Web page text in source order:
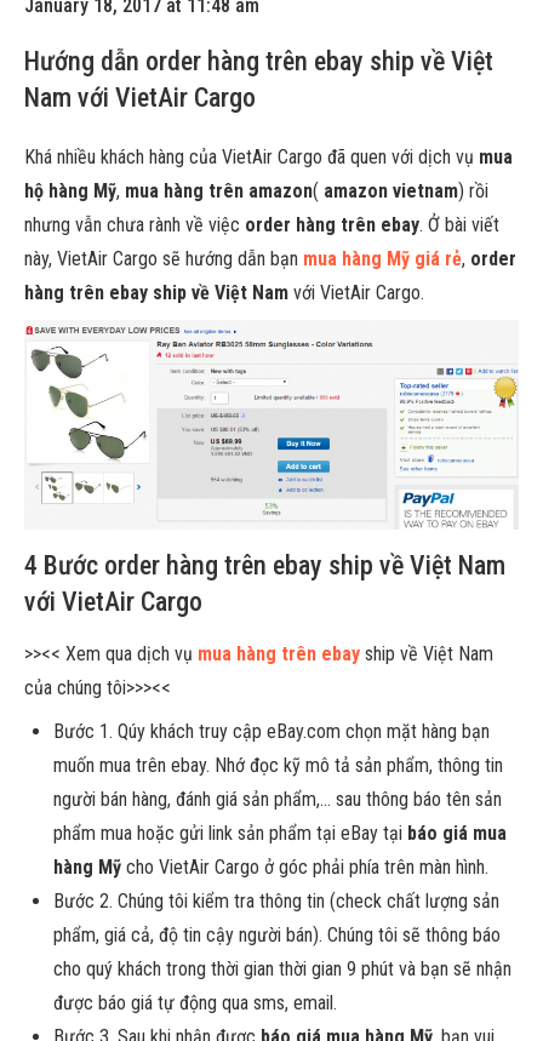
January 18, 2017 at 11:48 am
Hướng dẫn order hàng trên ebay ship về Việt
Nam với VietAir Cargo
Khá nhiều khách hàng của VietAir Cargo đã quen với dịch vụ mua
hộ hàng Mỹ, mua hàng trên amazon( amazon vietnam) rồi
nhưng vẫn chưa rành về việc order hàng trên ebay. Ở bài viết
này, VietAir Cargo sẽ hướng dẫn bạn mua hàng Mỹ giá rẻ, order
hàng trên ebay ship về Việt Nam với VietAir Cargo.
4 Bước order hàng trên ebay ship về Việt Nam
với VietAir Cargo
>><< Xem qua dịch vụ mua hàng trên ebay ship về Việt Nam
của chúng tôi>>><<
Bước 1. Qúy khách truy cập eBay.com chọn mặt hàng bạn
muốn mua trên ebay. Nhớ đọc kỹ mô tả sản phẩm, thông tin
người bán hàng, đánh giá sản phẩm,… sau thông báo tên sản
phẩm mua hoặc gửi link sản phẩm tại eBay tại báo giá mua
hàng Mỹ cho VietAir Cargo ở góc phải phía trên màn hình.
Bước 2. Chúng tôi kiểm tra thông tin (check chất lượng sản
phẩm, giá cả, độ tin cậy người bán). Chúng tôi sẽ thông báo
cho quý khách trong thời gian thời gian 9 phút và bạn sẽ nhận
được báo giá tự động qua sms, email.